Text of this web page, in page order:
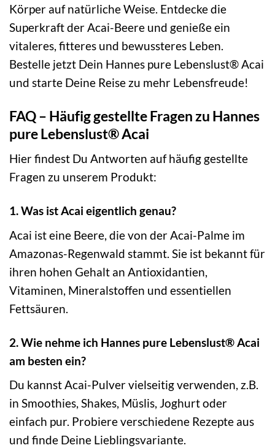
Körper auf natürliche Weise. Entdecke die
Superkraft der Acai-Beere und genieße ein
vitaleres, fitteres und bewussteres Leben.
Bestelle jetzt Dein Hannes pure Lebenslust® Acai
und starte Deine Reise zu mehr Lebensfreude!
FAQ – Häufig gestellte Fragen zu Hannes
pure Lebenslust® Acai
Hier findest Du Antworten auf häufig gestellte
Fragen zu unserem Produkt:
1. Was ist Acai eigentlich genau?
Acai ist eine Beere, die von der Acai-Palme im
Amazonas-Regenwald stammt. Sie ist bekannt für
ihren hohen Gehalt an Antioxidantien,
Vitaminen, Mineralstoffen und essentiellen
Fettsäuren.
2. Wie nehme ich Hannes pure Lebenslust® Acai
am besten ein?
Du kannst Acai-Pulver vielseitig verwenden, z.B.
in Smoothies, Shakes, Müslis, Joghurt oder
einfach pur. Probiere verschiedene Rezepte aus
und finde Deine Lieblingsvariante.